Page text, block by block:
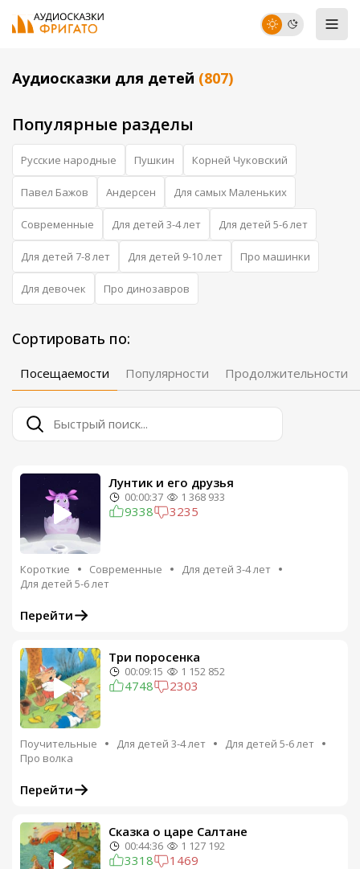
Аудиосказки для детей (807)
Популярные разделы
Русские народные Пушкин Корней Чуковский
Павел Бажов Андерсен Для самых Маленьких
Современные Для детей 3-4 лет Для детей 5-6 лет
Для детей 7-8 лет Для детей 9-10 лет Про машинки
Для девочек Про динозавров
Сортировать по:
Посещаемости Популярности Продолжительности
Лунтик и его друзья
00:00:37 1 368 933
9338 3235
Короткие Современные
Для детей 3-4 лет
Для детей 5-6 лет
Перейти
Три поросенка
00:09:15 1 152 852
4748 2303
Поучительные Для детей 3-4 лет
Для детей 5-6 лет
Про волка
Перейти
Сказка о царе Салтане
00:44:36 1 127 192
3318 1469